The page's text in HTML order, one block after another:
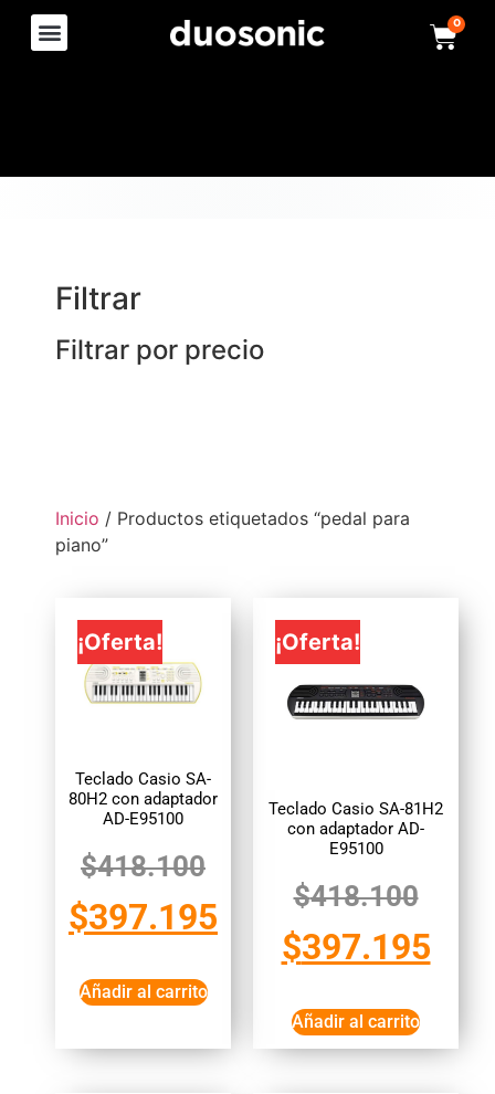
0
Filtrar
Filtrar por precio
Inicio / Productos etiquetados “pedal para
piano”
¡Oferta!
Teclado Casio SA-
80H2 con adaptador
AD-E95100
$418.100
$397.195
Añadir al carrito
¡Oferta!
Teclado Casio SA-81H2
con adaptador AD-
E95100
$418.100
$397.195
Añadir al carrito